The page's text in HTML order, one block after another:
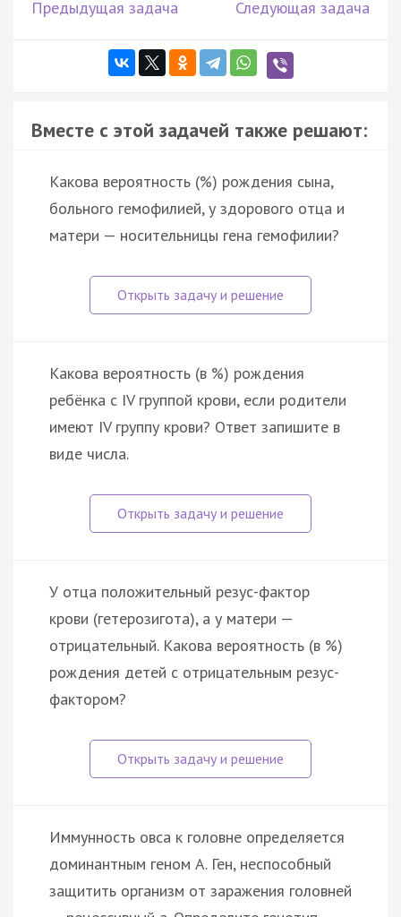
Предыдущая задача Следующая задача
Вместе с этой задачей также решают:
Какова вероятность (%) рождения сына,
больного гемофилией, у здорового отца и
матери — носительницы гена гемофилии?
Какова вероятность (в %) рождения
ребёнка с IV группой крови, если родители
имеют IV группу крови? Ответ запишите в
виде числа.
У отца положительный резус-фактор
крови (гетерозигота), а у матери —
отрицательный. Какова вероятность (в %)
рождения детей с отрицательным резус-
фактором?
Иммунность овса к головне определяется
доминантным геном А. Ген, неспособный
защитить организм от заражения головней